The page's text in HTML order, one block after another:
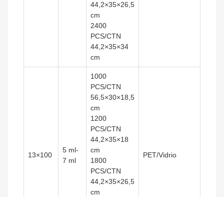
44,2×35×26,5
cm
2400
PCS/CTN
44,2×35×34
cm
13×100
5 ml-
7 ml
1000
PCS/CTN
56,5×30×18,5
cm
1200
PCS/CTN
44,2×35×18
cm
1800
PCS/CTN
44,2×35×26,5
cm
PET/Vidrio